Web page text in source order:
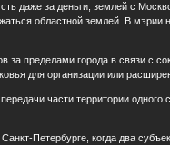
даже за деньги, землей с
областной землей. В мэрии
за пределами города в связи с
для организации или
части территории
Петербурге, когда два